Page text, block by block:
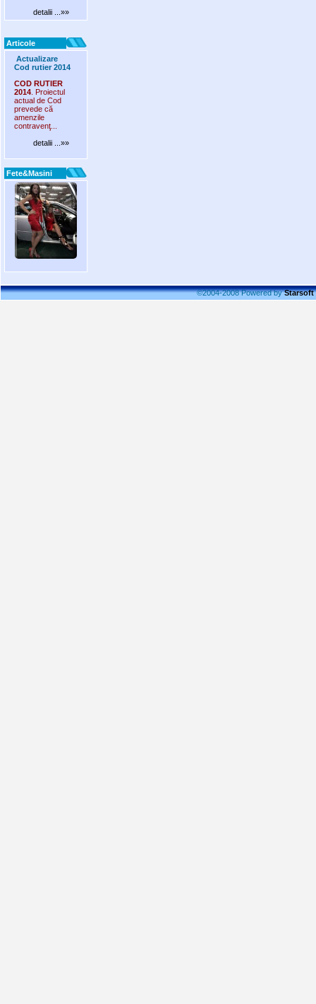
detalii ...»»
Articole
Actualizare
Cod rutier 2014
COD RUTIER
2014 . Proiectul
actual de Cod
prevede că
amenzile
contravenţ...
detalii ...»»
Fete&Masini
©2004-2008 Powered byStarsoft